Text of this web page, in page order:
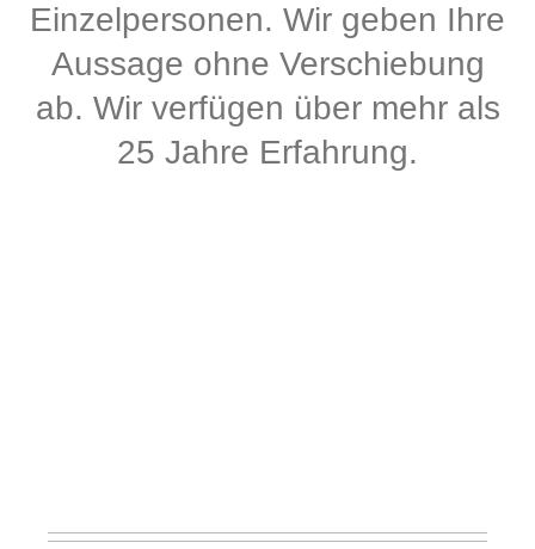
Einzelpersonen. Wir geben Ihre
Aussage ohne Verschiebung
ab. Wir verfügen über mehr als
25 Jahre Erfahrung.